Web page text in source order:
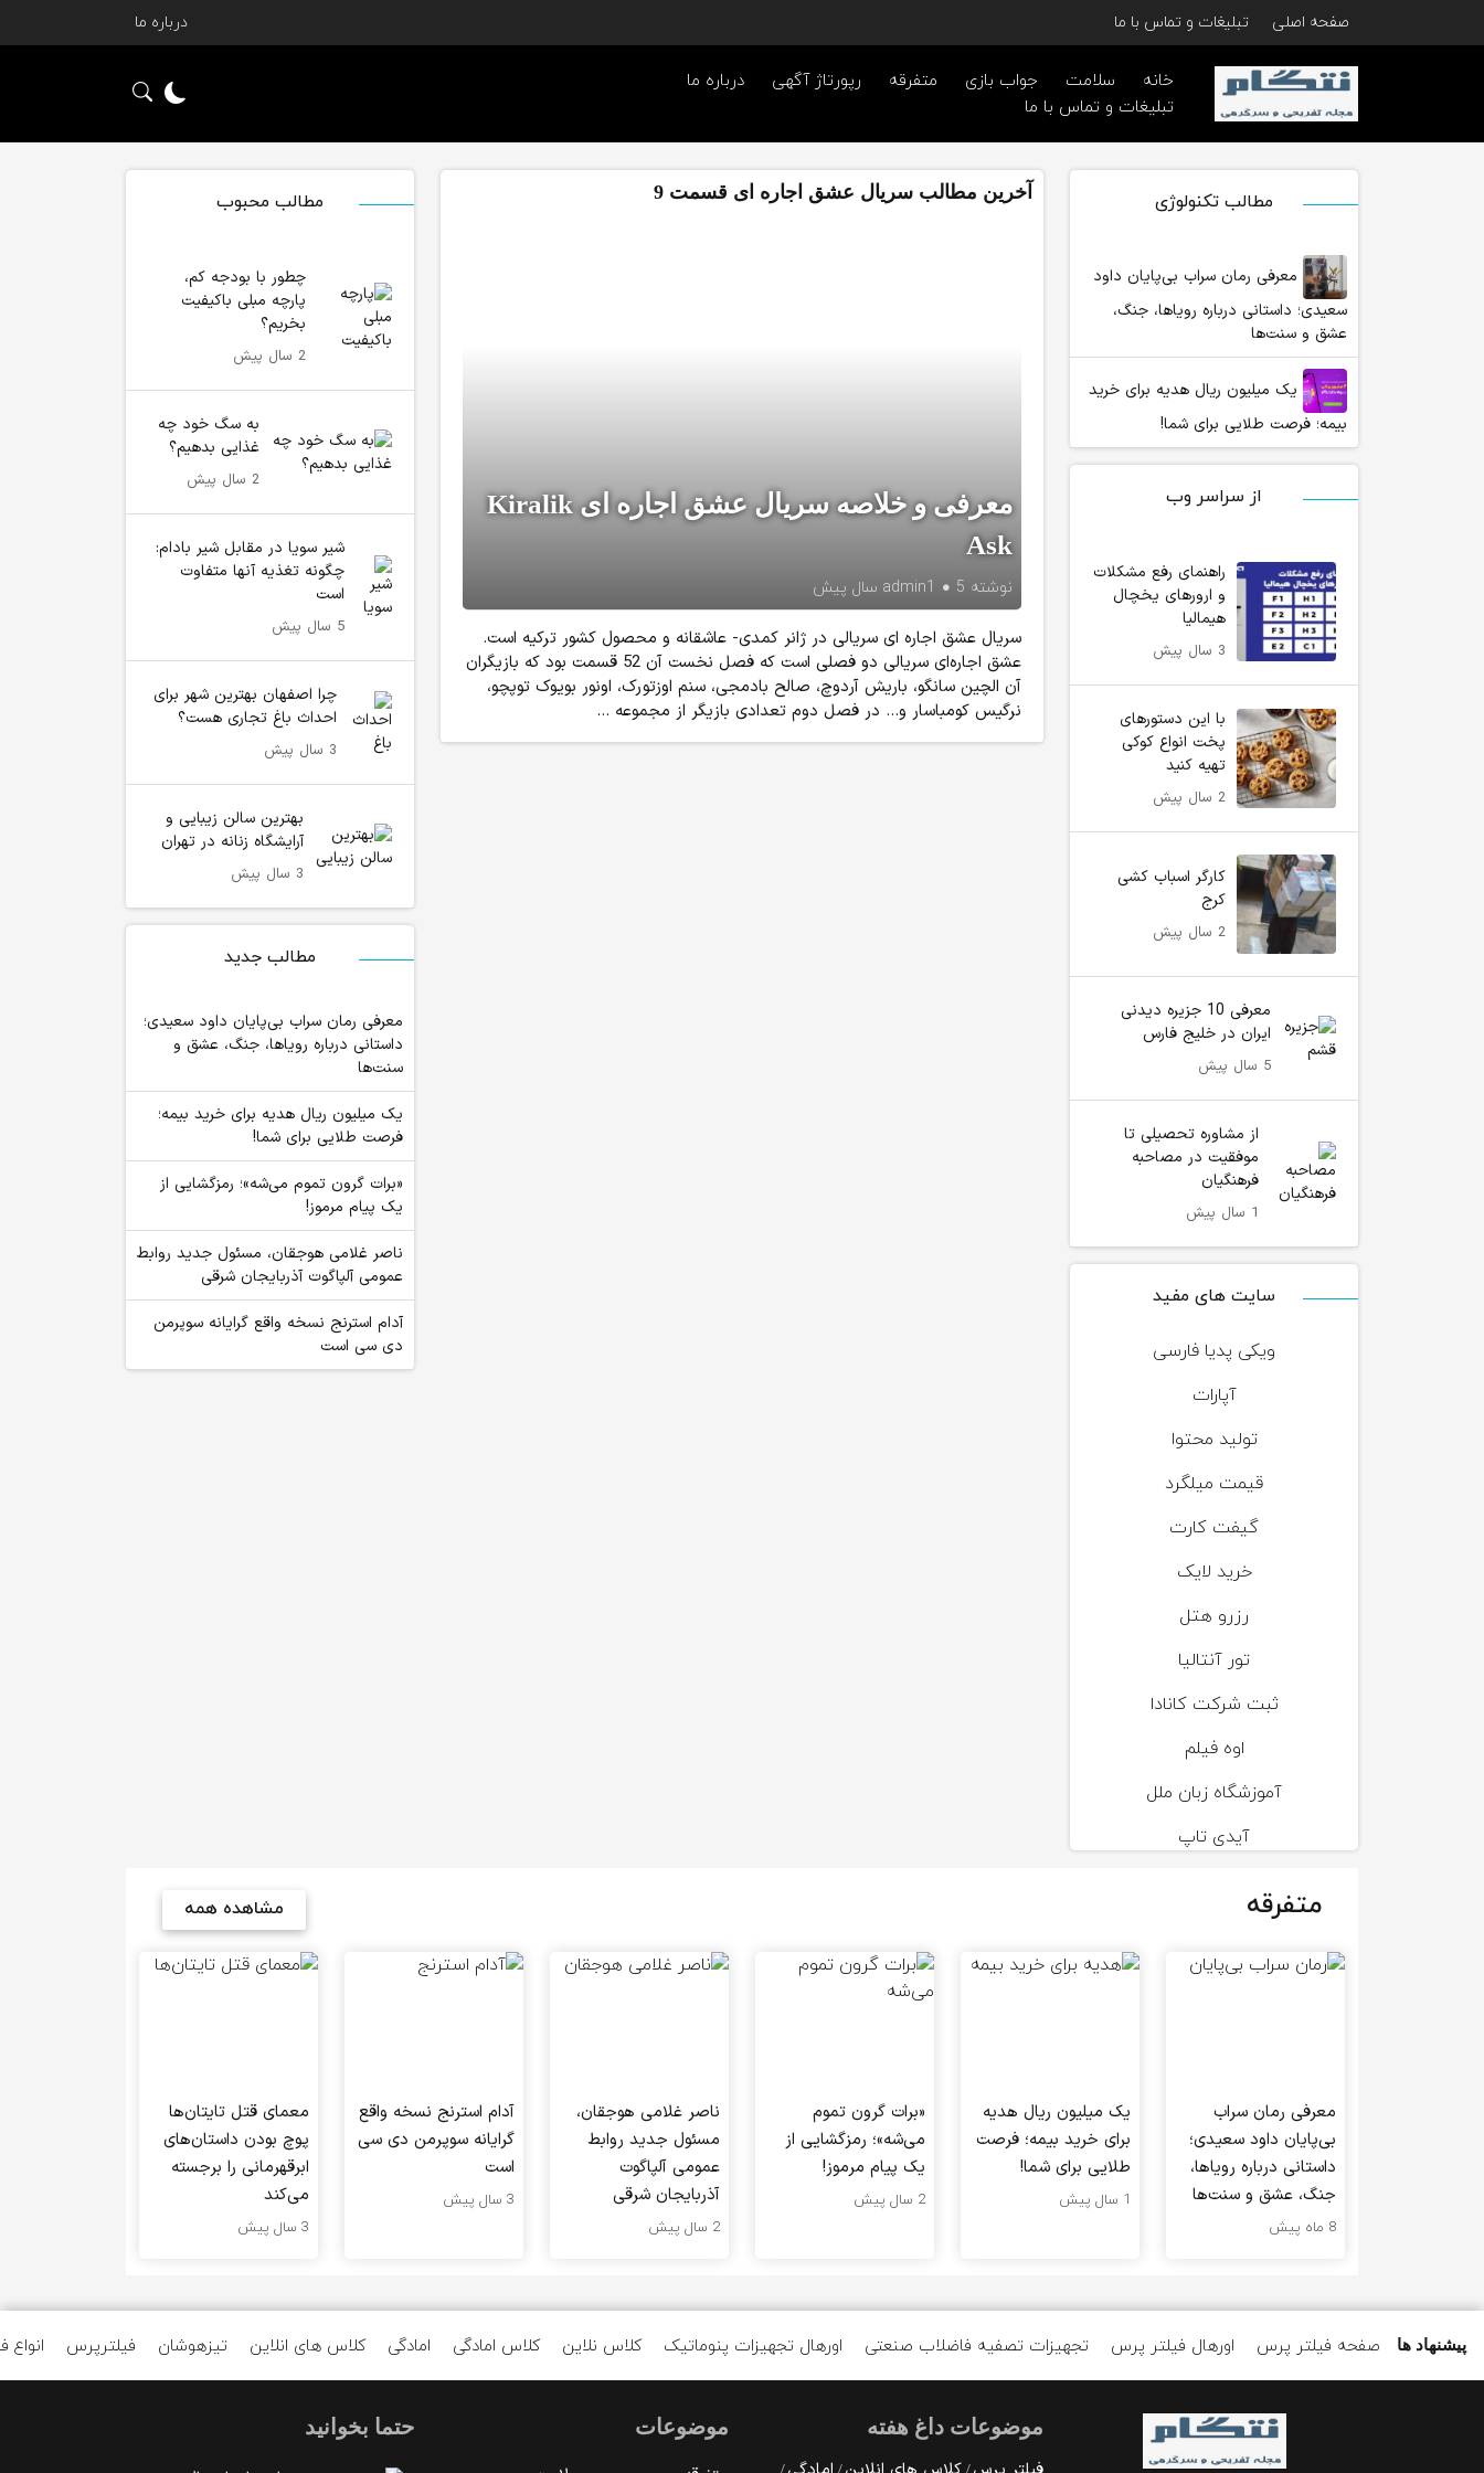
صفحه اصلی تبلیغات و تماس با ما درباره ما
خانه سلامت جواب بازی متفرقه رپورتاژ آگهی
درباره ما
تبلیغات و تماس با ما
مطالب تکنولوژی
معرفی رمان سراب بی‌پایان داود
سعیدی؛ داستانی درباره رویاها، جنگ،
عشق و سنت‌ها
یک میلیون ریال هدیه برای خرید
بیمه؛ فرصت طلایی برای شما!
از سراسر وب
راهنمای رفع مشکلات
و ارورهای یخچال
هیمالیا
3 سال پیش
با این دستورهای
پخت انواع کوکی
تهیه کنید
2 سال پیش
کارگر اسباب کشی
کرج
2 سال پیش
معرفی 10 جزیره دیدنی
ایران در خلیج فارس
5 سال پیش
از مشاوره تحصیلی تا
موفقیت در مصاحبه
فرهنگیان
1 سال پیش
سایت های مفید
ویکی پدیا فارسی
آپارات
تولید محتوا
قیمت میلگرد
گیفت کارت
خرید لایک
رزرو هتل
تور آنتالیا
ثبت شرکت کانادا
اوه فیلم
آموزشگاه زبان ملل
آیدی تاپ
آخرین مطالب سریال عشق اجاره ای قسمت 9
معرفی و خلاصه سریال عشق اجاره ای Kiralik
Ask
نوشته admin1 5 سال پیش
سریال عشق اجاره ای سریالی در ژانر کمدی- عاشقانه و محصول کشور ترکیه است.
عشق اجاره‌ای سریالی دو فصلی است که فصل نخست آن 52 قسمت بود که بازیگران
آن الچین سانگو، باریش آردوچ، صالح بادمجی، سنم اوزتورک، اونور بویوک توپچو،
نرگیس کومباسار و… در فصل دوم تعدادی بازیگر از مجموعه ...
مطالب محبوب
چطور با بودجه کم،
پارچه مبلی باکیفیت
بخریم؟
2 سال پیش
به سگ خود چه
غذایی بدهیم؟
2 سال پیش
شیر سویا در مقابل شیر بادام:
چگونه تغذیه آنها متفاوت
است
5 سال پیش
چرا اصفهان بهترین شهر برای
احداث باغ تجاری هست؟
3 سال پیش
بهترین سالن زیبایی و
آرایشگاه زنانه در تهران
3 سال پیش
مطالب جدید
معرفی رمان سراب بی‌پایان داود سعیدی؛
داستانی درباره رویاها، جنگ، عشق و
سنت‌ها
یک میلیون ریال هدیه برای خرید بیمه؛
فرصت طلایی برای شما!
«برات گرون تموم می‌شه»؛ رمزگشایی از
یک پیام مرموز!
ناصر غلامی هوجقان، مسئول جدید روابط
عمومی آلپاگوت آذربایجان شرقی
آدام استرنج نسخه واقع گرایانه سوپرمن
دی سی است
متفرقه مشاهده همه
معرفی رمان سراب
بی‌پایان داود سعیدی؛
داستانی درباره رویاها،
جنگ، عشق و سنت‌ها
8 ماه پیش
یک میلیون ریال هدیه
برای خرید بیمه؛ فرصت
طلایی برای شما!
1 سال پیش
«برات گرون تموم
می‌شه»؛ رمزگشایی از
یک پیام مرموز!
2 سال پیش
ناصر غلامی هوجقان،
مسئول جدید روابط
عمومی آلپاگوت
آذربایجان شرقی
2 سال پیش
آدام استرنج نسخه واقع
گرایانه سوپرمن دی سی
است
3 سال پیش
معمای قتل تایتان‌ها
پوچ بودن داستان‌های
ابرقهرمانی را برجسته
می‌کند
3 سال پیش
پیشنهاد ها فیلترپرس تیزهوشان کلاس های انلاین امادگی کلاس امادگی کلاس نلاین اورهال تجهیزات پنوماتیک تجهیزات تصفیه فاضلاب صنعتی اورهال فیلتر پرس صفحه فیلتر پرس
موضوعات داغ هفته موضوعات حتما بخوانید